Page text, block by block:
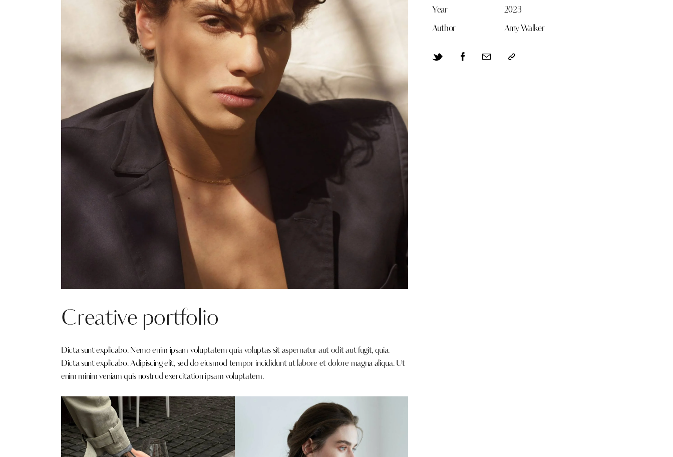
Creative portfolio
Dicta sunt explicabo. Nemo enim ipsam voluptatem quia voluptas sit aspernatur aut odit aut fugit, quia.
Dicta sunt explicabo. Adipiscing elit, sed do eiusmod tempor incididunt ut labore et dolore magna aliqua. Ut
enim minim veniam quis nostrud exercitation ipsam voluptatem.
Year 2023
Author Amy Walker